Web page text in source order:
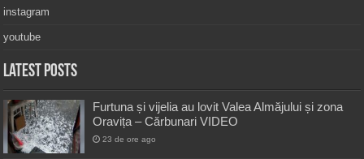
instagram
youtube
Latest Posts
Furtuna și vijelia au lovit Valea Almăjului și zona
Oravița – Cărbunari VIDEO
23 de ore ago